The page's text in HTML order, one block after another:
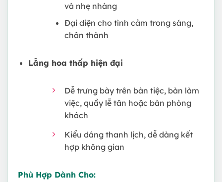
và nhẹ nhàng
Đại diện cho tình cảm trong sáng,
chân thành
Lẵng hoa thấp hiện đại
Dễ trưng bày trên bàn tiệc, bàn làm
việc, quầy lễ tân hoặc bàn phòng
khách
Kiểu dáng thanh lịch, dễ dàng kết
hợp không gian
Phù Hợp Dành Cho: